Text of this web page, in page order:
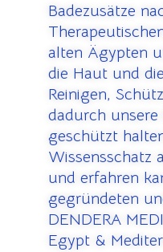
Badezusätze
alten Ägypten
die Haut und
Reinigen,
dadurch
geschützt
Wissensschatz
und erfahren
gegründeten
DENDERA
Egypt &